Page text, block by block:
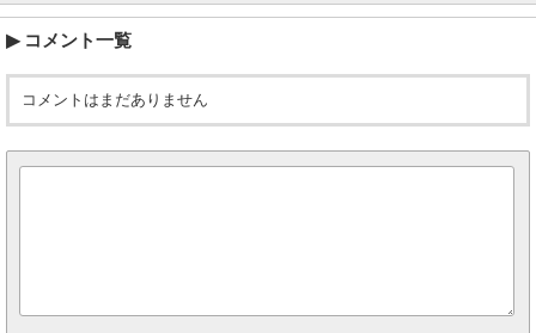
コメント一覧
コメントはまだありません